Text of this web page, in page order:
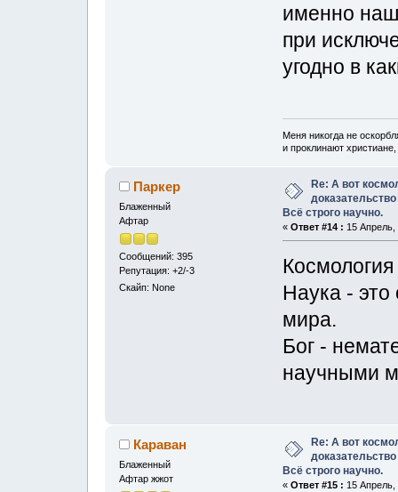
именно
при
угодно в
Меня никогда не
и проклинают
Паркер
Блаженный
Афтар
Сообщений: 395
Репутация: +2/-3
Скайп: None
Re: А вот
Всё строго научно.
« Ответ #14 : 15 Апрель,
Наука - это
мира.
Бог -
научными
Караван
Блаженный
Афтар жжот
Re: А вот
Всё строго научно.
« Ответ #15 : 15 Апрель,